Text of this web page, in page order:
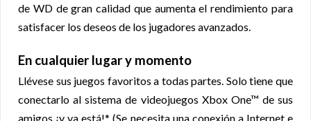
de WD de gran calidad que aumenta el rendimiento para
satisfacer los deseos de los jugadores avanzados.
En cualquier lugar y momento
Llévese sus juegos favoritos a todas partes. Solo tiene que
conectarlo al sistema de videojuegos Xbox One™ de sus
amigos ¡y ya está!* (Se necesita una conexión a Internet e